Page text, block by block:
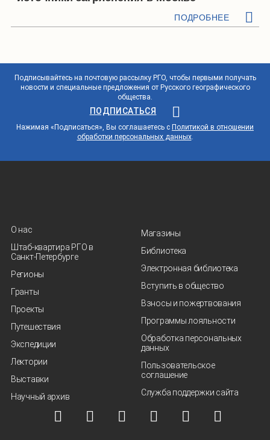
ПОДРОБНЕЕ
Подписывайтесь на почтовую рассылку РГО, чтобы первыми получать
новости и специальные предложения от Русского географического
общества.
ПОДПИСАТЬСЯ
Нажимая «Подписаться», Вы соглашаетесь с Политикой в отношении
обработки персональных данных.
О нас
Штаб-квартира РГО в
Санкт‑Петербурге
Регионы
Гранты
Проекты
Путешествия
Экспедиции
Лектории
Выставки
Научный архив
Магазины
Библиотека
Электронная библиотека
Вступить в общество
Взносы и пожертвования
Программы лояльности
Обработка персональных
данных
Пользовательское
соглашение
Служба поддержки сайта